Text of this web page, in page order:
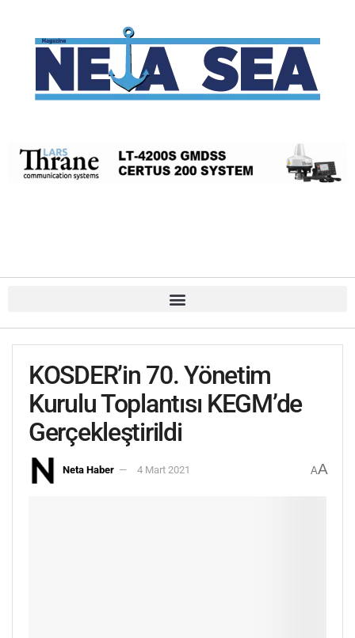
KOSDER’in 70. Yönetim
Kurulu Toplantısı KEGM’de
Gerçekleştirildi
Neta Haber 4 Mart 2021 AA